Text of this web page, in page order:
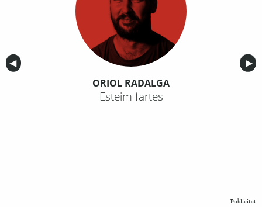
Anterior
◀︎ ▶︎
ORIOL RADALGA
Esteim fartes
Publicitat